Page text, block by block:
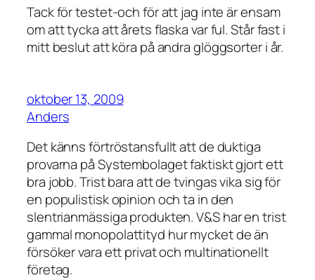
Tack för testet-och för att jag inte är ensam
om att tycka att årets flaska var ful. Står fast i
mitt beslut att köra på andra glöggsorter i år.
oktober 13, 2009
Anders
Det känns förtröstansfullt att de duktiga
provarna på Systembolaget faktiskt gjort ett
bra jobb. Trist bara att de tvingas vika sig för
en populistisk opinion och ta in den
slentrianmässiga produkten. V&S har en trist
gammal monopolattityd hur mycket de än
försöker vara ett privat och multinationellt
företag.